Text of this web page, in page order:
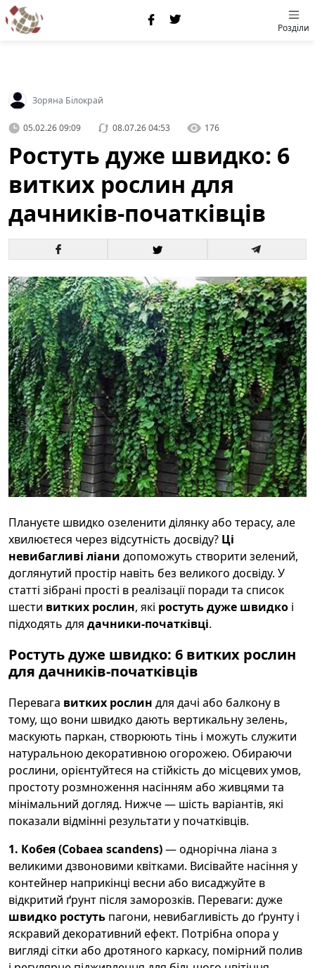
Розділи
Зоряна Білокрай
05.02.26 09:09 08.07.26 04:53 176
Ростуть дуже швидко: 6
витких рослин для
дачників-початківців
Плануєте швидко озеленити ділянку або терасу, але
хвилюєтеся через відсутність досвіду? Ці
невибагливі ліани допоможуть створити зелений,
доглянутий простір навіть без великого досвіду. У
статті зібрані прості в реалізації поради та список
шести витких рослин, які ростуть дуже швидко і
підходять для дачники-початківці.
Ростуть дуже швидко: 6 витких рослин
для дачників-початківців
Перевага витких рослин для дачі або балкону в
тому, що вони швидко дають вертикальну зелень,
маскують паркан, створюють тінь і можуть служити
натуральною декоративною огорожею. Обираючи
рослини, орієнтуйтеся на стійкість до місцевих умов,
простоту розмноження насінням або живцями та
мінімальний догляд. Нижче — шість варіантів, які
показали відмінні результати у початківців.
1. Кобея (Cobaea scandens)— однорічна ліана з
великими дзвоновими квітками. Висівайте насіння у
контейнер наприкінці весни або висаджуйте в
відкритий ґрунт після заморозків. Переваги: дуже
швидко ростуть пагони, невибагливість до ґрунту і
яскравий декоративний ефект. Потрібна опора у
вигляді сітки або дротяного каркасу, помірний полив